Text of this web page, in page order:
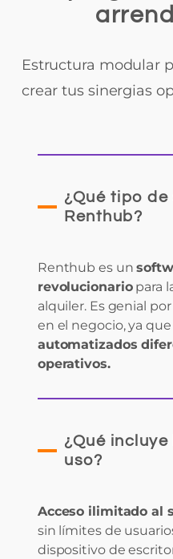
Estructura modular
crear tus sinergias
¿Qué tipo
Renthub?
Renthub es un
revolucionariopara
alquiler. Es genial
en el negocio, ya
automatizados
operativos.
¿Qué
uso?
Acceso ilimitado al
sin límites de
dispositivo de